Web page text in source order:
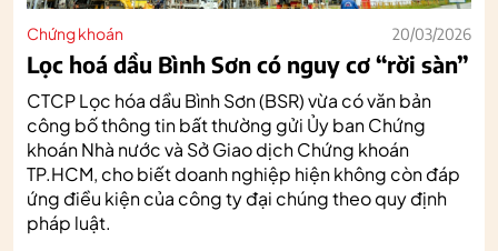
Chứng khoán 20/03/2026
Lọc hoá dầu Bình Sơn có nguy cơ “rời sàn”
CTCP Lọc hóa dầu Bình Sơn (BSR) vừa có văn bản
công bố thông tin bất thường gửi Ủy ban Chứng
khoán Nhà nước và Sở Giao dịch Chứng khoán
TP.HCM, cho biết doanh nghiệp hiện không còn đáp
ứng điều kiện của công ty đại chúng theo quy định
pháp luật.